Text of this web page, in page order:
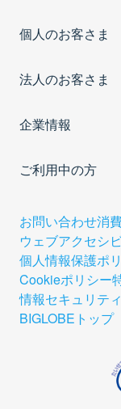
個人のお客さま
法人のお客さま
企業情報
ご利用中の方
お問い合わせ消
ウェブアクセシ
個人情報保護ポ
Cookieポリシー
情報セキュリテ
BIGLOBEトップ